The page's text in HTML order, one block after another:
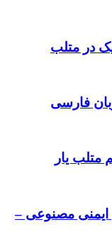
در متلب
یار
ایمنی مصنوعی –